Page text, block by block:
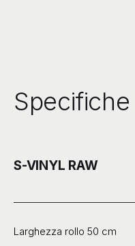
S-VINYL RAW
Larghezza rollo 50 cm